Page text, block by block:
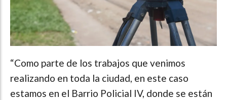
“Como parte de los trabajos que venimos
realizando en toda la ciudad, en este caso
estamos en el Barrio Policial IV, donde se están